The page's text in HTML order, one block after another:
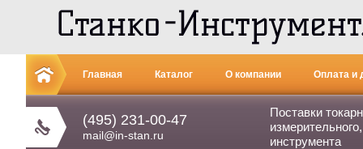
(495) 231-00-47
mail@in-stan.ru
Поставки
инструмента
Главная Каталог О компании Оплата и
Контакты